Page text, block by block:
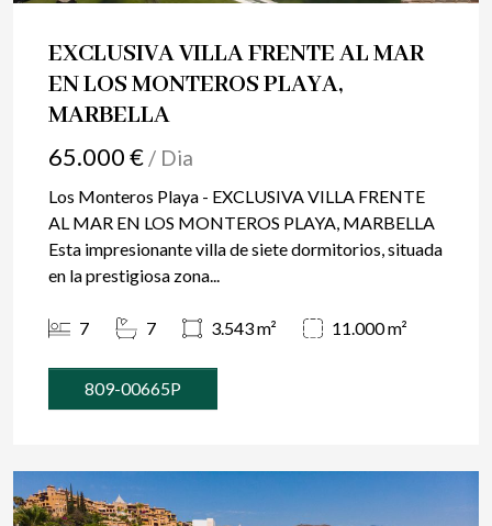
EXCLUSIVA VILLA FRENTE AL MAR
EN LOS MONTEROS PLAYA,
MARBELLA
65.000 € / Dia
Los Monteros Playa - EXCLUSIVA VILLA FRENTE
AL MAR EN LOS MONTEROS PLAYA, MARBELLA
Esta impresionante villa de siete dormitorios, situada
en la prestigiosa zona...
7 7 3.543 m² 11.000 m²
809-00665P